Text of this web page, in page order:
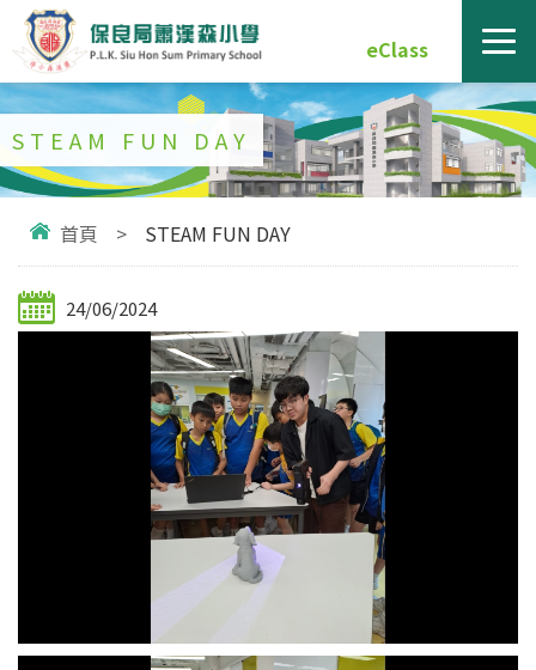
eClass
STEAM FUN DAY
首頁 > STEAM FUN DAY
24/06/2024